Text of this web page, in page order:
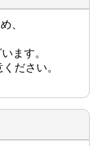
、
ます。
ださい。